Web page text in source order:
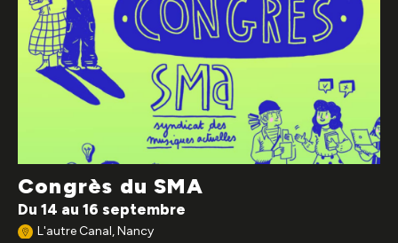
Congrès du SMA
Du 14 au 16 septembre
L'autre Canal, Nancy